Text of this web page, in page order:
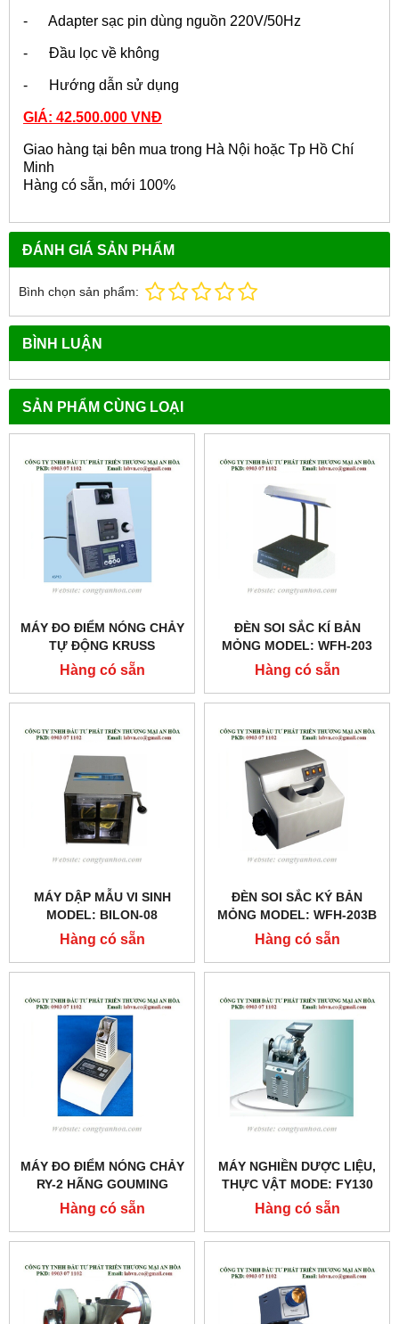
- Adapter sạc pin dùng nguồn 220V/50Hz
- Đầu lọc về không
- Hướng dẫn sử dụng
GIÁ: 42.500.000 VNĐ
Giao hàng tại bên mua trong Hà Nội hoặc Tp Hồ Chí
Minh
Hàng có sẵn, mới 100%
ĐÁNH GIÁ SẢN PHẨM
Bình chọn sản phẩm:
BÌNH LUẬN
SẢN PHẨM CÙNG LOẠI
MÁY ĐO ĐIỂM NÓNG CHẢY
TỰ ĐỘNG KRUSS
MODEL:KSP1D
Hàng có sẵn
ĐÈN SOI SẮC KÍ BẢN
MỎNG MODEL: WFH-203
Hàng có sẵn
MÁY DẬP MẪU VI SINH
MODEL: BILON-08
Hàng có sẵn
ĐÈN SOI SẮC KÝ BẢN
MỎNG MODEL: WFH-203B
Hàng có sẵn
MÁY ĐO ĐIỂM NÓNG CHẢY
RY-2 HÃNG GOUMING
Hàng có sẵn
MÁY NGHIỀN DƯỢC LIỆU,
THỰC VẬT MODE: FY130
Hàng có sẵn